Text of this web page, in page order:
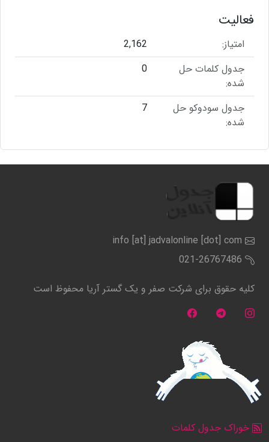
فعالیت
امتیاز:
2,162
جدول کلمات حل
شده:
0
جدول سودوکو حل
شده:
7
info [at] jadvalonline [dot] com
021-26767486
کلیه حقوق برای شرکت صفر و یک گستر آریا محفوظ است
خوراک جدول کلمات